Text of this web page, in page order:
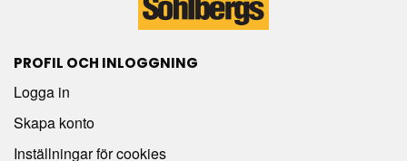
PROFIL OCH INLOGGNING
Logga in
Skapa konto
Inställningar för cookies